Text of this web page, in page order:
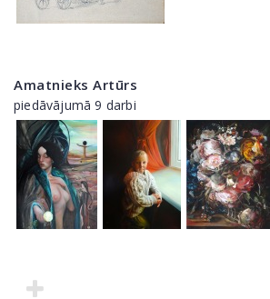
Amatnieks Artūrs
piedāvājumā 9 darbi